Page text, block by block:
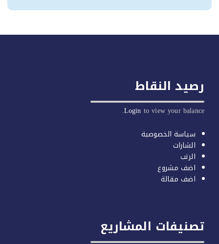
النقاط
Loginto view your
سياسة الخصوصية
الشارات
الرتب
اضف مشروع
اضف مقالة
المشاريع